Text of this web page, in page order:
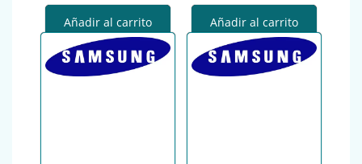
Añadir al carrito Añadir al carrito